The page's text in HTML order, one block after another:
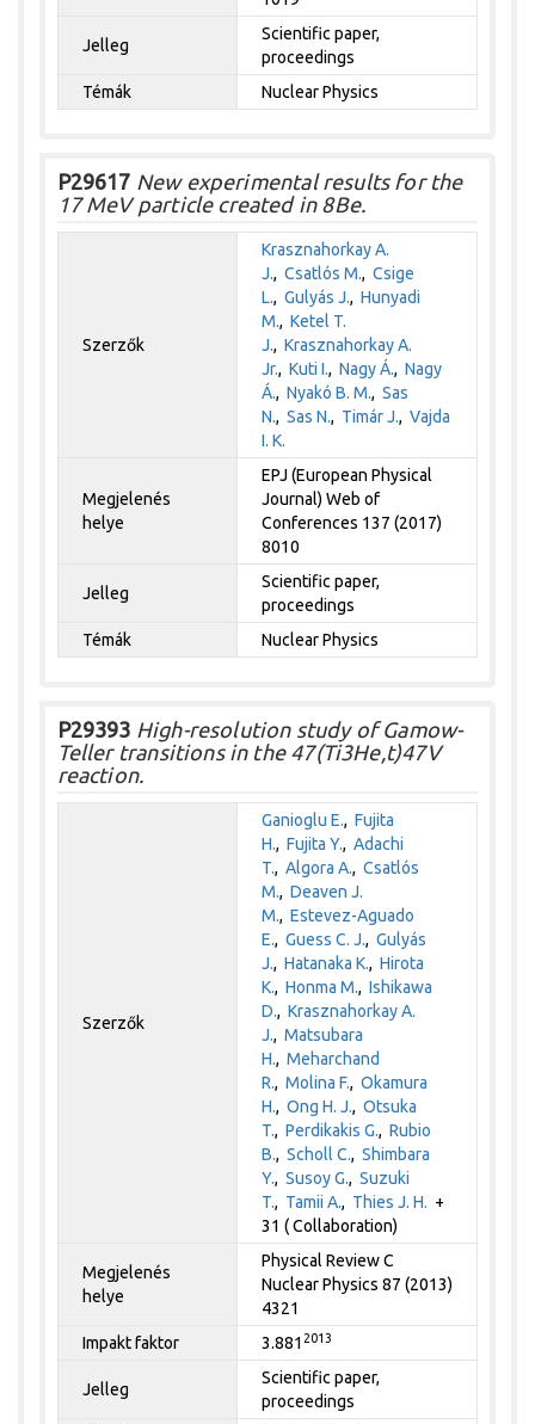
Jelleg
Scientific paper,
proceedings
Témák
Nuclear Physics
P29617 New experimental results for the
17 MeV particle created in 8Be.
Szerzők
Krasznahorkay A.
J., Csatlós M., Csige
L., Gulyás J., Hunyadi
M., Ketel T.
J., Krasznahorkay A.
Jr., Kuti I., Nagy Á., Nagy
Á., Nyakó B. M., Sas
N., Sas N., Timár J., Vajda
I. K.
Megjelenés
helye
EPJ (European Physical
Journal) Web of
Conferences 137 (2017)
8010
Jelleg
Scientific paper,
proceedings
Témák
Nuclear Physics
P29393 High-resolution study of Gamow-
Teller transitions in the 47(Ti3He,t)47V
reaction.
Szerzők
Ganioglu E., Fujita
H., Fujita Y., Adachi
T., Algora A., Csatlós
M., Deaven J.
M., Estevez-Aguado
E., Guess C. J., Gulyás
J., Hatanaka K., Hirota
K., Honma M., Ishikawa
D., Krasznahorkay A.
J., Matsubara
H., Meharchand
R., Molina F., Okamura
H., Ong H. J., Otsuka
T., Perdikakis G., Rubio
B., Scholl C., Shimbara
Y., Susoy G., Suzuki
T., Tamii A., Thies J. H. +
31 ( Collaboration)
Megjelenés
helye
Physical Review C
Nuclear Physics 87 (2013)
4321
Impakt faktor
3.881 2013
Jelleg
Scientific paper,
proceedings